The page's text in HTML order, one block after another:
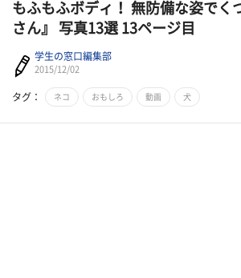
もふもふボディ！ 無防備な姿でく
さん』 写真13選 13ページ目
学生の窓口編集部
2015/12/02
タグ： ネコ おもしろ 動画 犬